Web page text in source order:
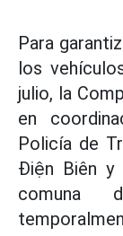
Para
los
julio, la
en
Policía de
Điện Biên y
comuna